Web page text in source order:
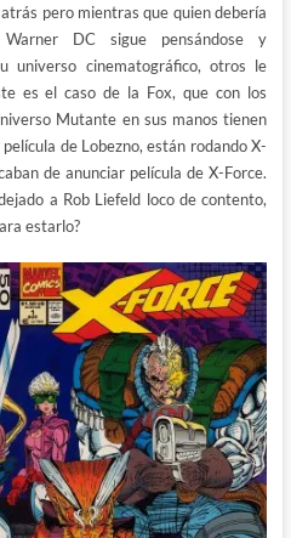
pero mientras que quien debería
DC sigue pensándose y
universo cinematográfico, otros le
es el caso de la Fox, que con los
Mutante en sus manos tienen
de Lobezno, están rodando X-
de anunciar película de X-Force.
a Rob Liefeld loco de contento,
estarlo?